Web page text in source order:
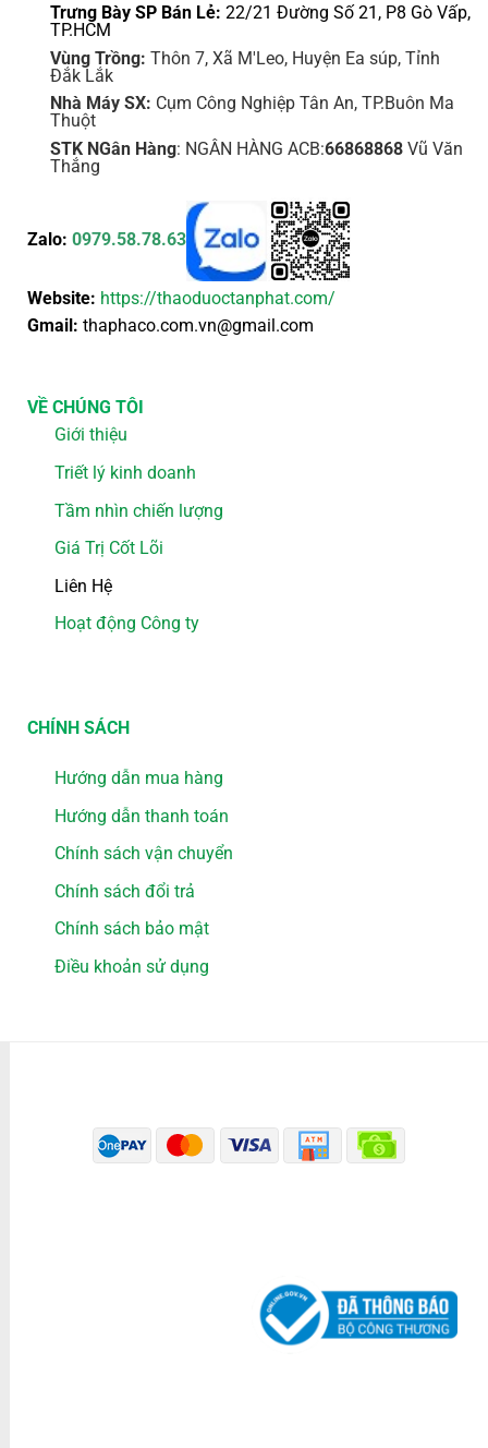
Trưng Bày SP Bán Lẻ: 22/21 Đường Số 21, P8 Gò Vấp,
TP.HCM
Vùng Trồng: Thôn 7, Xã M'Leo, Huyện Ea súp, Tỉnh
Đắk Lắk
Nhà Máy SX: Cụm Công Nghiệp Tân An, TP.Buôn Ma
Thuột
STK NGân Hàng: NGÂN HÀNG ACB:66868868Vũ Văn
Thắng
Zalo: 0979.58.78.63
Website: https://thaoduoctanphat.com/
Gmail: thaphaco.com.vn@gmail.com
VỀ CHÚNG TÔI
Giới thiệu
Triết lý kinh doanh
Tầm nhìn chiến lượng
Giá Trị Cốt Lõi
Liên Hệ
Hoạt động Công ty
CHÍNH SÁCH
Hướng dẫn mua hàng
Hướng dẫn thanh toán
Chính sách vận chuyển
Chính sách đổi trả
Chính sách bảo mật
Điều khoản sử dụng